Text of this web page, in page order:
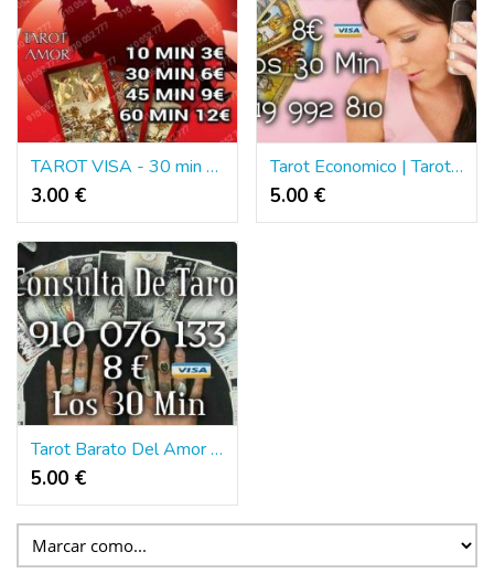
TAROT VISA - 30 min 6€
3.00 €
Tarot Economico | Tarot Telefonico Del Amor
5.00 €
Tarot Barato Del Amor | Tarpt Economico
5.00 €